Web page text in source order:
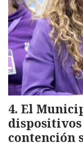
El
contención